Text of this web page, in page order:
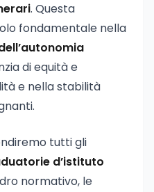
. Questa
fondamentale nella
di equità e
e nella stabilità
tutti gli
d’istituto
normativo, le